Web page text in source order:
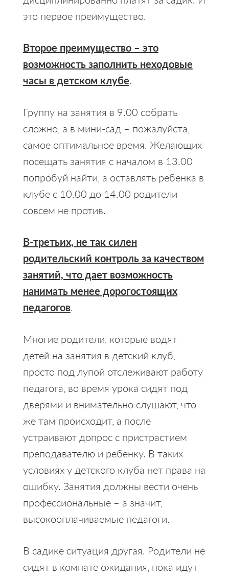
это первое преимущество.
Второе преимущество – это
возможность заполнить неходовые
часы в детском клубе.
Группу на занятия в 9.00 собрать
сложно, а в мини-сад – пожалуйста,
самое оптимальное время. Желающих
посещать занятия с началом в 13.00
попробуй найти, а оставлять ребенка в
клубе с 10.00 до 14.00 родители
совсем не против.
В-третьих, не так силен
родительский контроль за качеством
занятий, что дает возможность
нанимать менее дорогостоящих
педагогов.
Многие родители, которые водят
детей на занятия в детский клуб,
просто под лупой отслеживают работу
педагога, во время урока сидят под
дверями и внимательно слушают, что
же там происходит, а после
устраивают допрос с пристрастием
преподавателю и ребенку. В таких
условиях у детского клуба нет права на
ошибку. Занятия должны вести очень
профессиональные – а значит,
высокооплачиваемые педагоги.
В садике ситуация другая. Родители не
сидят в комнате ожидания, пока идут